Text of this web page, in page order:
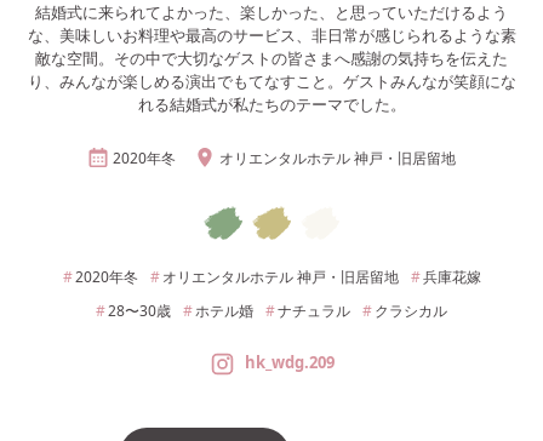
結婚式に来られてよかった、楽しかった、と思っていただけるよう
な、美味しいお料理や最高のサービス、非日常が感じられるような素
敵な空間。その中で大切なゲストの皆さまへ感謝の気持ちを伝えた
り、みんなが楽しめる演出でもてなすこと。ゲストみんなが笑顔にな
れる結婚式が私たちのテーマでした。
2020年冬 オリエンタルホテル 神戸・旧居留地
2020年冬 オリエンタルホテル 神戸・旧居留地 兵庫花嫁
28〜30歳 ホテル婚 ナチュラル クラシカル
hk_wdg.209